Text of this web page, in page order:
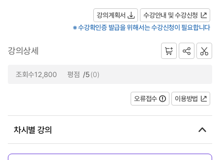
강의계획서
수강안내 및 수강신청
※ 수강확인증 발급을 위해서는 수강신청이 필요합니다
강의상세
조회수12,800 평점 /5(0)
오류접수 이용방법
차시별 강의